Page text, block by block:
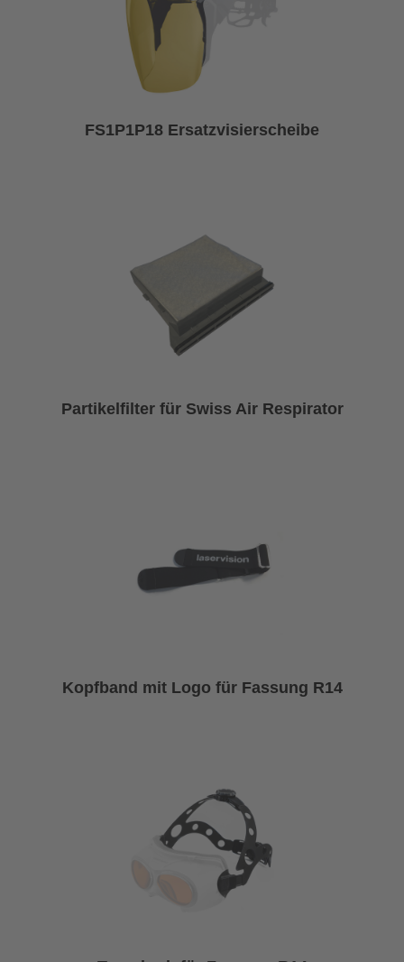
FS1P1P18 Ersatzvisierscheibe
Partikelfilter für Swiss Air Respirator
Kopfband mit Logo für Fassung R14